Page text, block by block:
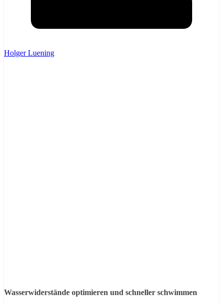
Holger Luening
Wasserwiderstände optimieren und schneller schwimmen